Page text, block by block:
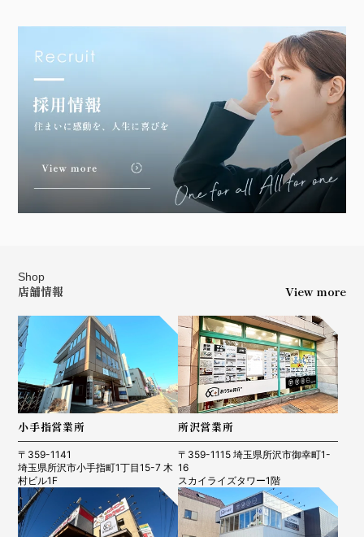
Shop
店舗情報 View more
小手指営業所
〒359-1141
埼玉県所沢市小手指町1丁目15-7 木
村ビル1F
所沢営業所
〒359-1115 埼玉県所沢市御幸町1-
16
スカイライズタワー1階